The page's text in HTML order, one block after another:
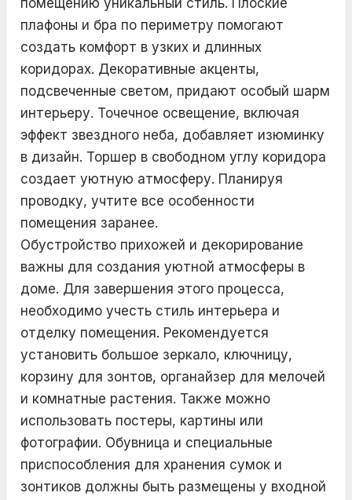
помещению уникальный стиль. Плоские
плафоны и бра по периметру помогают
создать комфорт в узких и длинных
коридорах. Декоративные акценты,
подсвеченные светом, придают особый шарм
интерьеру. Точечное освещение, включая
эффект звездного неба, добавляет изюминку
в дизайн. Торшер в свободном углу коридора
создает уютную атмосферу. Планируя
проводку, учтите все особенности
помещения заранее.
Обустройство прихожей и декорирование
важны для создания уютной атмосферы в
доме. Для завершения этого процесса,
необходимо учесть стиль интерьера и
отделку помещения. Рекомендуется
установить большое зеркало, ключницу,
корзину для зонтов, органайзер для мелочей
и комнатные растения. Также можно
использовать постеры, картины или
фотографии. Обувница и специальные
приспособления для хранения сумок и
зонтиков должны быть размещены у входной